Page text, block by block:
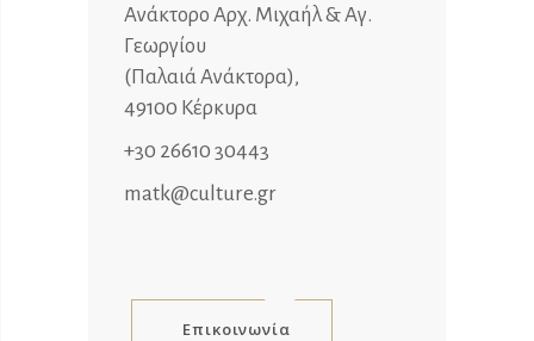
Ανάκτορο Αρχ. Μιχαήλ & Αγ.
Γεωργίου
(Παλαιά Ανάκτορα),
49100 Κέρκυρα
+30 26610 30443
matk@culture.gr
Επικοινωνία